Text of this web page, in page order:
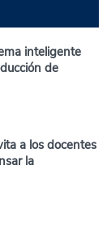
inteligente
de
a los docentes
la